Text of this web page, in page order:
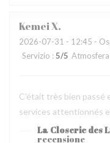
KemeiX
2026-07-31 - 12:45 -
Servizio : 5/5 Atmosfera
C'était très bien passé
services attentionnés
La Closerie des
recensione